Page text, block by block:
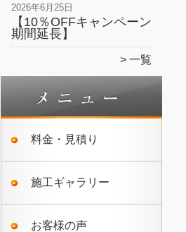
2026年6月25日
【10％OFFキャンペーン
期間延長】
一覧
料金・見積り
施工ギャラリー
お客様の声